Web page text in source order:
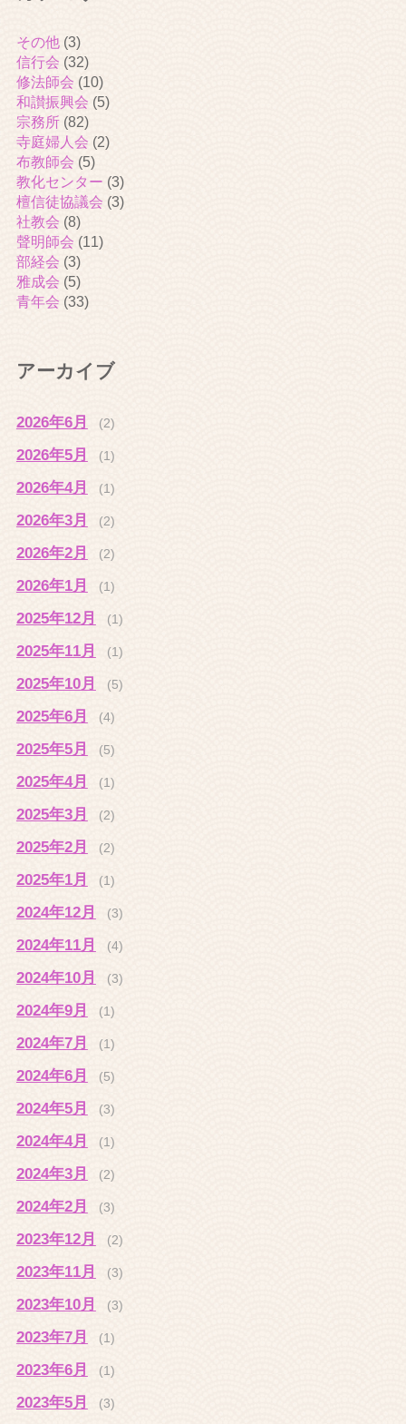
その他(3)
信行会 (32)
修法師会 (10)
和讃振興会 (5)
宗務所(82)
寺庭婦人会 (2)
布教師会 (5)
教化センター (3)
檀信徒協議会 (3)
社教会 (8)
聲明師会 (11)
部経会 (3)
雅成会 (5)
青年会 (33)
アーカイブ
2026年6月 (2)
2026年5月 (1)
2026年4月 (1)
2026年3月 (2)
2026年2月 (2)
2026年1月 (1)
2025年12月 (1)
2025年11月 (1)
2025年10月 (5)
2025年6月 (4)
2025年5月 (5)
2025年4月 (1)
2025年3月 (2)
2025年2月 (2)
2025年1月 (1)
2024年12月 (3)
2024年11月 (4)
2024年10月 (3)
2024年9月 (1)
2024年7月 (1)
2024年6月 (5)
2024年5月 (3)
2024年4月 (1)
2024年3月 (2)
2024年2月 (3)
2023年12月 (2)
2023年11月 (3)
2023年10月 (3)
2023年7月 (1)
2023年6月 (1)
2023年5月 (3)